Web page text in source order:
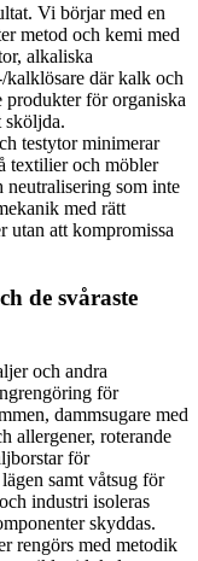
Vi börjar med en
metod och kemi med
alkaliska
kalklösare där kalk och
produkter för organiska
sköljda.
testytor minimerar
textilier och möbler
som inte
med rätt
utan att kompromissa
de svåraste
och andra
för
dammsugare med
allergener, roterande
för
samt våtsug för
industri isoleras
skyddas.
rengörs med metodik